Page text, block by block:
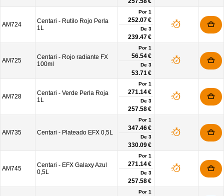
AM724
Centari - Rutilo Rojo Perla
1L
Por 1
252.07 €
De 3
239.47 €
AM725
Centari - Rojo radiante FX
100ml
Por 1
56.54 €
De 3
53.71 €
AM728
Centari - Verde Perla Roja
1L
Por 1
271.14 €
De 3
257.58 €
AM735 Centari - Plateado EFX 0,5L
Por 1
347.46 €
De 3
330.09 €
AM745
Centari - EFX Galaxy Azul
0,5L
Por 1
271.14 €
De 3
257.58 €
Por 1